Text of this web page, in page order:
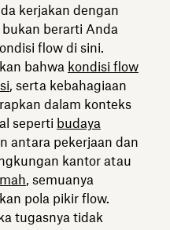
kerjakan dengan
berarti Anda
flow di sini.
bahwa kondisi flow
, serta kebahagiaan
dalam konteks
seperti budaya
antara pekerjaan dan
kantor atau
, semuanya
pola pikir flow.
tugasnya tidak